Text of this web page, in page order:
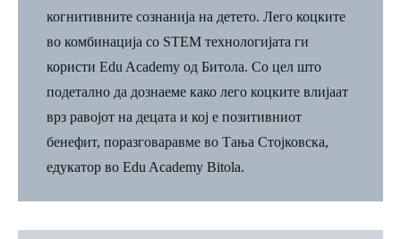
когнитивните сознанија на детето. Лего коцките
во комбинација со STEM технологијата ги
користи Edu Academy од Битола. Со цел што
подетално да дознаеме како лего коцките влијаат
врз равојот на децата и кој е позитивниот
бенефит, поразговаравме во Тања Стојковска,
едукатор во Edu Academy Bitola.